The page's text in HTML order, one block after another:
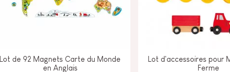
Lot de 92 Magnets Carte du Monde
en Anglais
Lot d'accessoires pour
Ferme